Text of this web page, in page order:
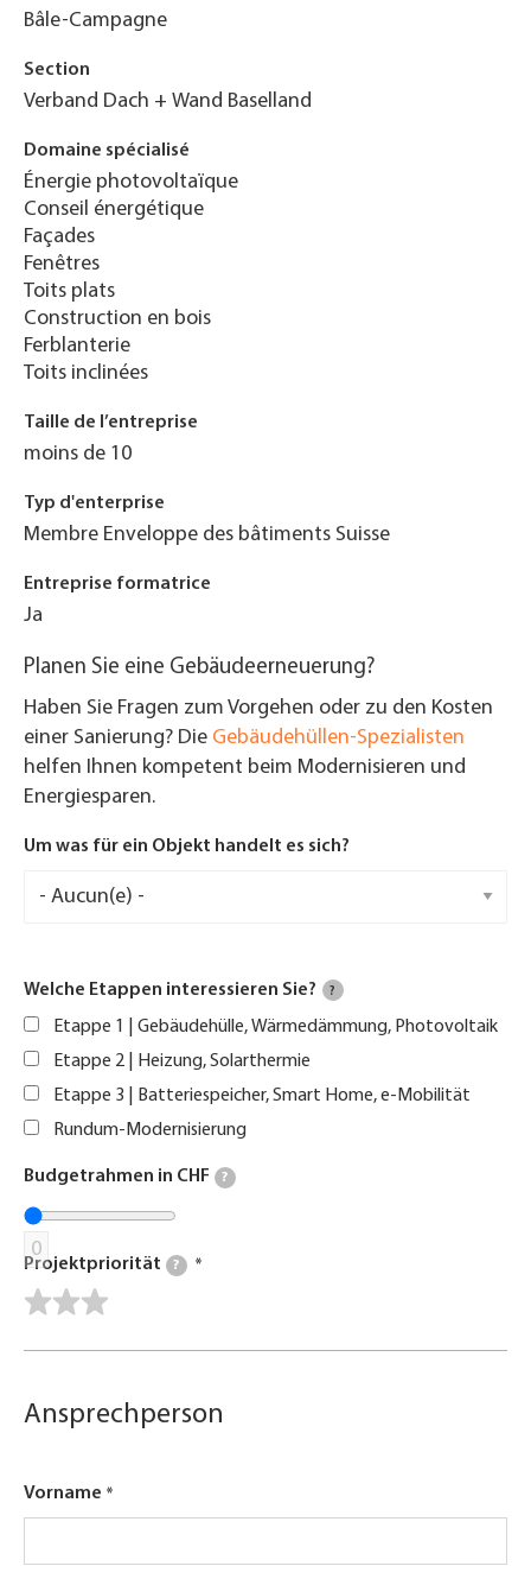
Bâle-Campagne
Section
Verband Dach + Wand Baselland
Domaine spécialisé
Énergie photovoltaïque
Conseil énergétique
Façades
Fenêtres
Toits plats
Construction en bois
Ferblanterie
Toits inclinées
Taille de l’entreprise
moins de 10
Typ d'enterprise
Membre Enveloppe des bâtiments Suisse
Entreprise formatrice
Ja
Planen Sie eine Gebäudeerneuerung?
Haben Sie Fragen zum Vorgehen oder zu den Kosten
einer Sanierung? Die Gebäudehüllen-Spezialisten
helfen Ihnen kompetent beim Modernisieren und
Energiesparen.
Um was für ein Objekt handelt es sich?
Welche Etappen interessieren Sie? ?
Etappe 1 | Gebäudehülle, Wärmedämmung, Photovoltaik
Etappe 2 | Heizung, Solarthermie
Etappe 3 | Batteriespeicher, Smart Home, e-Mobilität
Rundum-Modernisierung
Budgetrahmen in CHF ?
0
Projektpriorität ?
Ansprechperson
Vorname